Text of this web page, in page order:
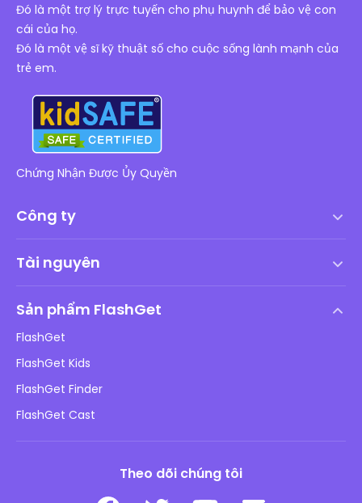
Đó là một trợ lý trực tuyến cho phụ huynh để bảo vệ con
cái của họ.
Đó là một vệ sĩ kỹ thuật số cho cuộc sống lành mạnh của
trẻ em.
Chứng Nhận Được Ủy Quyền
Công ty
Thỏa thuận cấp phép người dùng cuối
Chính sách DMCA
Chính sách bảo mật
Chính sách Quảng cáo
Không bán thông tin của tôi
Tài nguyên
An toàn Online cho trẻ em
Tải xuống
Sản phẩm FlashGet
FlashGet
FlashGet Kids
FlashGet Finder
FlashGet Cast
Theo dõi chúng tôi